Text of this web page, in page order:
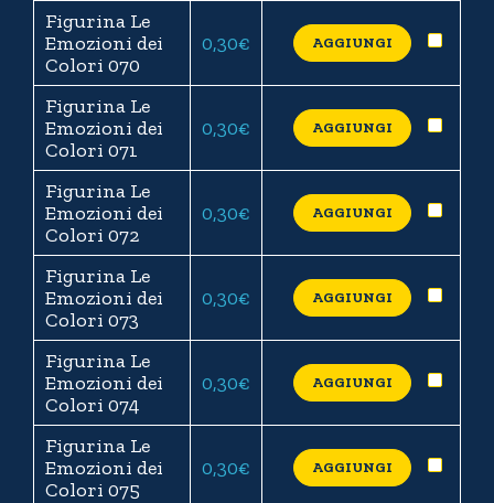
Figurina Le
Emozioni dei
Colori 070
0,30€ AGGIUNGI
Figurina Le
Emozioni dei
Colori 071
0,30€ AGGIUNGI
Figurina Le
Emozioni dei
Colori 072
0,30€ AGGIUNGI
Figurina Le
Emozioni dei
Colori 073
0,30€ AGGIUNGI
Figurina Le
Emozioni dei
Colori 074
0,30€ AGGIUNGI
Figurina Le
Emozioni dei
Colori 075
0,30€ AGGIUNGI